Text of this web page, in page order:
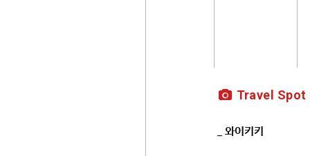
Travel Spot
_ 와이키키